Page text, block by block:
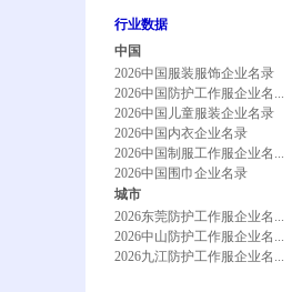
行业数据
中国
2026中国服装服饰企业名录
2026中国防护工作服企业名...
2026中国儿童服装企业名录
2026中国内衣企业名录
2026中国制服工作服企业名...
2026中国围巾企业名录
城市
2026东莞防护工作服企业名...
2026中山防护工作服企业名...
2026九江防护工作服企业名...